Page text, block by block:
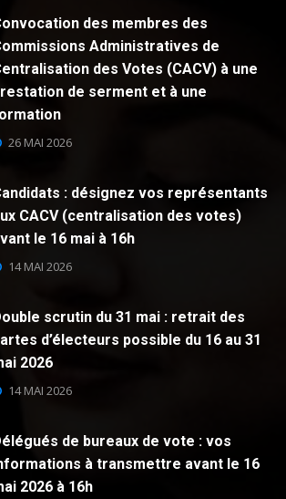
des membres des
Administratives de
des Votes (CACV) à une
de serment et à une
26 MAI 2026
: désignez vos représentants
CACV (centralisation des votes)
le 16 mai à 16h
14 MAI 2026
scrutin du 31 mai : retrait des
d’électeurs possible du 16 au 31
2026
14 MAI 2026
de bureaux de vote : vos
à transmettre avant le 16
2026 à 16h